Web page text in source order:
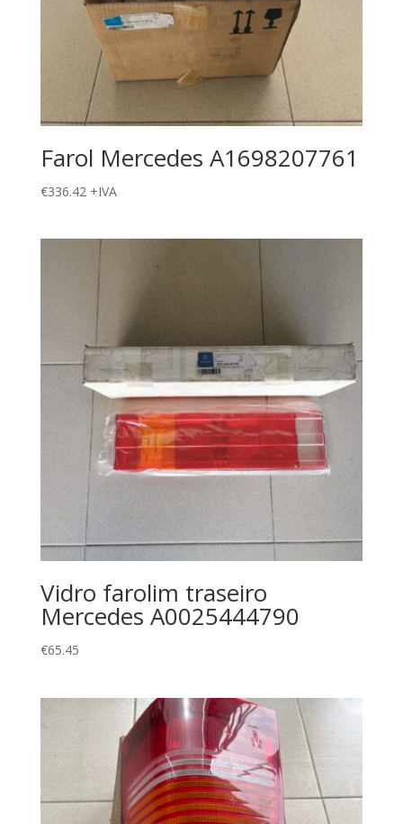
Farol Mercedes A1698207761
€336.42 +IVA
Vidro farolim traseiro
Mercedes A0025444790
€65.45